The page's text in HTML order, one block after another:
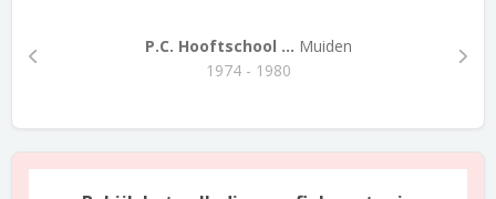
P.C. Hooftschool ... Muiden
1974 - 1980